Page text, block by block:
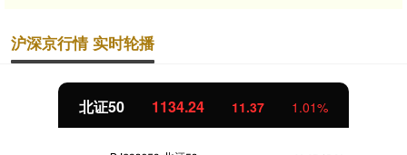
沪深京行情 实时轮播
北证50 1134.24 11.37 1.01%